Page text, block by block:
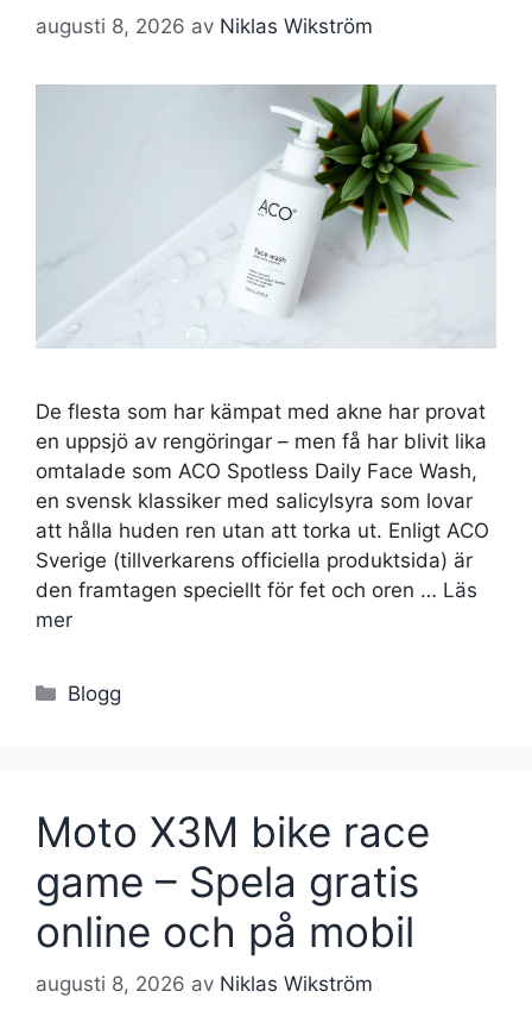
augusti 8, 2026 av Niklas Wikström
De flesta som har kämpat med akne har provat
en uppsjö av rengöringar – men få har blivit lika
omtalade som ACO Spotless Daily Face Wash,
en svensk klassiker med salicylsyra som lovar
att hålla huden ren utan att torka ut. Enligt ACO
Sverige (tillverkarens officiella produktsida) är
den framtagen speciellt för fet och oren … Läs
mer
Kategorier
Blogg
Moto X3M bike race
game – Spela gratis
online och på mobil
augusti 8, 2026 av Niklas Wikström